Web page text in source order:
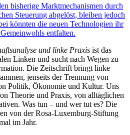
bisherige Marktmechanismen durch
Steuerung abgelöst, bleiben jedoch
könnten die neuen Technologien ihr
entfalten.
und linke Praxis ist das
Linken und sucht nach Wegen zu
Die Zeitschrift bringt linke
jenseits der Trennung von
Politik, Ökonomie und Kultur. Uns
Theorie und Praxis, von alltäglichen
Was tun – und wer tut es? Die
von der Rosa-Luxemburg-Stiftung
im Jahr.